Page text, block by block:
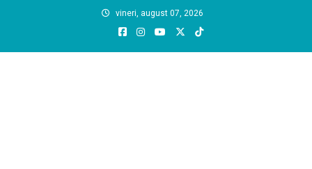
vineri, august 07, 2026